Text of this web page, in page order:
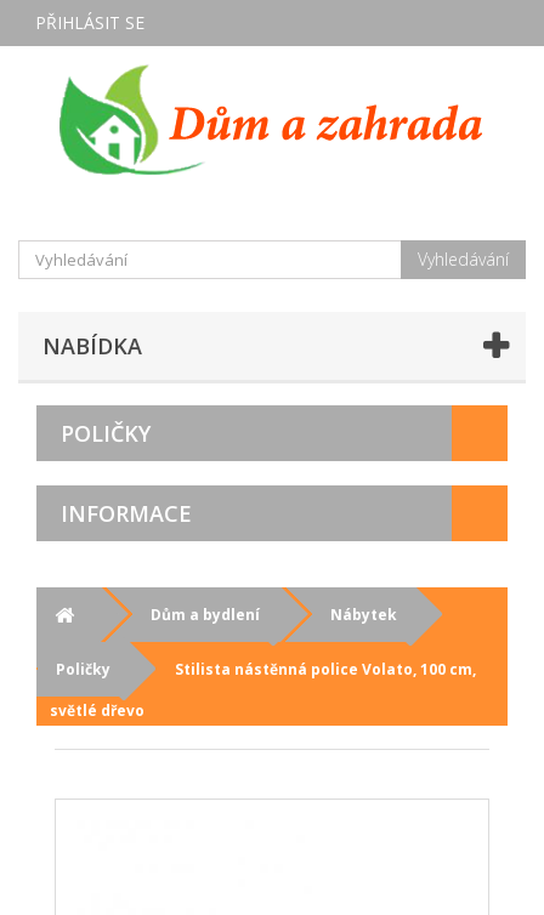
PŘIHLÁSIT SE
Vyhledávání
NABÍDKA
POLIČKY
INFORMACE
Dům a bydlení Nábytek
Poličky
Stilista nástěnná police Volato, 100 cm,
světlé dřevo